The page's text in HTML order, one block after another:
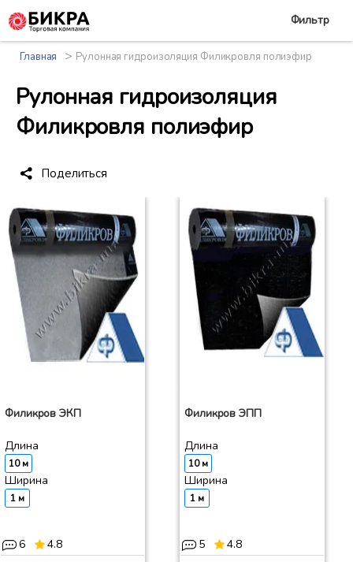
Главная > Рулонная гидроизоляция Филикровля полиэфир
Рулонная гидроизоляция
Филикровля полиэфир
Поделиться
Фильтр
Филикров ЭКП
Длина
10 м
Ширина
1 м
6 4.8
Филикров ЭПП
Длина
10 м
Ширина
1 м
5 4.8